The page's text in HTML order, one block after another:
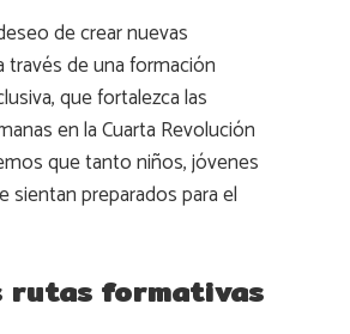
de crear nuevas
de una formación
que fortalezca las
en la Cuarta Revolución
que tanto niños, jóvenes
sientan preparados para el
rutas formativas